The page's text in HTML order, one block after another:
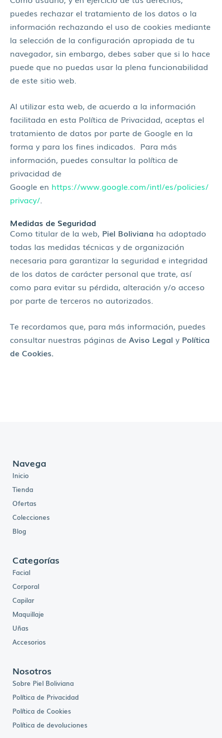
puedes rechazar el tratamiento de los datos o la
información rechazando el uso de cookies mediante
la selección de la configuración apropiada de tu
navegador, sin embargo, debes saber que si lo hace
puede que no puedas usar la plena funcionabilidad
de este sitio web.
Al utilizar esta web, de acuerdo a la información
facilitada en esta Política de Privacidad, aceptas el
tratamiento de datos por parte de Google en la
forma y para los fines indicados. Para más
información, puedes consultar la política de
privacidad de
Google en https://www.google.com/intl/es/policies/
privacy/.
Medidas de Seguridad
Como titular de la web, Piel Boliviana ha adoptado
todas las medidas técnicas y de organización
necesaria para garantizar la seguridad e integridad
de los datos de carácter personal que trate, así
como para evitar su pérdida, alteración y/o acceso
por parte de terceros no autorizados.
Te recordamos que, para más información, puedes
consultar nuestras páginas de Aviso Legal y Política
de Cookies.
Navega
Inicio
Tienda
Ofertas
Colecciones
Blog
Categorías
Facial
Corporal
Capilar
Maquillaje
Uñas
Accesorios
Nosotros
Sobre Piel Boliviana
Política de Privacidad
Política de Cookies
Política de devoluciones